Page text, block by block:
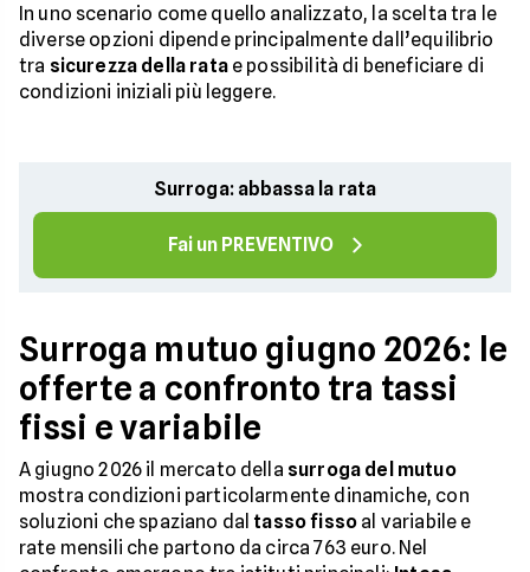
In uno scenario come quello analizzato, la scelta tra le
diverse opzioni dipende principalmente dall’equilibrio
tra sicurezza della ratae possibilità di beneficiare di
condizioni iniziali più leggere.
Surroga: abbassa la rata
Fai un PREVENTIVO
Surroga mutuo giugno 2026: le
offerte a confronto tra tassi
fissi e variabile
A giugno 2026 il mercato della surroga del mutuo
mostra condizioni particolarmente dinamiche, con
soluzioni che spaziano dal tasso fisso al variabile e
rate mensili che partono da circa 763 euro. Nel